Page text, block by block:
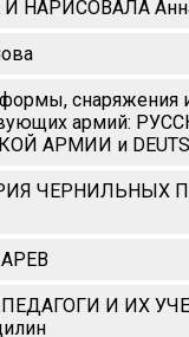
НАРИСОВАЛА Анна
снаряжения
армий:
АРМИИ и
ЧЕРНИЛЬНЫХ
И ИХ